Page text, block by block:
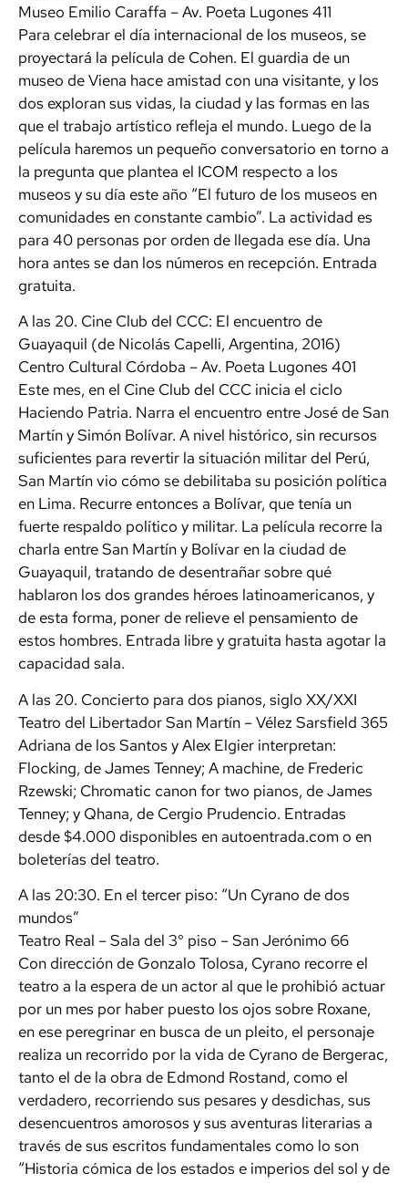
Museo Emilio Caraffa – Av. Poeta Lugones 411
Para celebrar el día internacional de los museos, se
proyectará la película de Cohen. El guardia de un
museo de Viena hace amistad con una visitante, y los
dos exploran sus vidas, la ciudad y las formas en las
que el trabajo artístico refleja el mundo. Luego de la
película haremos un pequeño conversatorio en torno a
la pregunta que plantea el ICOM respecto a los
museos y su día este año “El futuro de los museos en
comunidades en constante cambio”. La actividad es
para 40 personas por orden de llegada ese día. Una
hora antes se dan los números en recepción. Entrada
gratuita.
A las 20. Cine Club del CCC: El encuentro de
Guayaquil (de Nicolás Capelli, Argentina, 2016)
Centro Cultural Córdoba – Av. Poeta Lugones 401
Este mes, en el Cine Club del CCC inicia el ciclo
Haciendo Patria. Narra el encuentro entre José de San
Martín y Simón Bolívar. A nivel histórico, sin recursos
suficientes para revertir la situación militar del Perú,
San Martín vio cómo se debilitaba su posición política
en Lima. Recurre entonces a Bolívar, que tenía un
fuerte respaldo político y militar. La película recorre la
charla entre San Martín y Bolívar en la ciudad de
Guayaquil, tratando de desentrañar sobre qué
hablaron los dos grandes héroes latinoamericanos, y
de esta forma, poner de relieve el pensamiento de
estos hombres. Entrada libre y gratuita hasta agotar la
capacidad sala.
A las 20. Concierto para dos pianos, siglo XX/XXI
Teatro del Libertador San Martín – Vélez Sarsfield 365
Adriana de los Santos y Alex Elgier interpretan:
Flocking, de James Tenney; A machine, de Frederic
Rzewski; Chromatic canon for two pianos, de James
Tenney; y Qhana, de Cergio Prudencio. Entradas
desde $4.000 disponibles en autoentrada.com o en
boleterías del teatro.
A las 20:30. En el tercer piso: “Un Cyrano de dos
mundos”
Teatro Real – Sala del 3° piso – San Jerónimo 66
Con dirección de Gonzalo Tolosa, Cyrano recorre el
teatro a la espera de un actor al que le prohibió actuar
por un mes por haber puesto los ojos sobre Roxane,
en ese peregrinar en busca de un pleito, el personaje
realiza un recorrido por la vida de Cyrano de Bergerac,
tanto el de la obra de Edmond Rostand, como el
verdadero, recorriendo sus pesares y desdichas, sus
desencuentros amorosos y sus aventuras literarias a
través de sus escritos fundamentales como lo son
“Historia cómica de los estados e imperios del sol y de